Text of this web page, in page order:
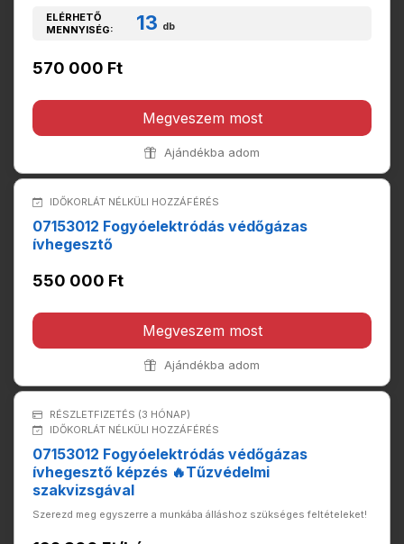
ELÉRHETŐ
MENNYISÉG:
13 db
570 000 Ft
Megveszem most
Ajándékba adom
IDŐKORLÁT NÉLKÜLI HOZZÁFÉRÉS
07153012 Fogyóelektródás védőgázas
ívhegesztő
550 000 Ft
Megveszem most
Ajándékba adom
RÉSZLETFIZETÉS (3 HÓNAP)
IDŐKORLÁT NÉLKÜLI HOZZÁFÉRÉS
07153012 Fogyóelektródás védőgázas
ívhegesztő képzés 🔥Tűzvédelmi
szakvizsgával
Szerezd meg egyszerre a munkába álláshoz szükséges feltételeket!